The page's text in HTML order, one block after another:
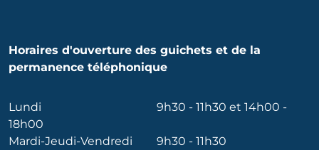
Horaires d'ouverture des guichets et de la
permanence téléphonique
Lundi
9h30 - 11h30 et 14h00 -
18h00
Mardi-Jeudi-Vendredi
9h30 - 11h30